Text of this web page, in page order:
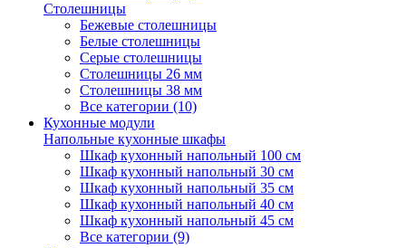
Столешницы
Бежевые столешницы
Белые столешницы
Серые столешницы
Столешницы 26 мм
Столешницы 38 мм
Все категории (10)
Кухонные модули
Напольные кухонные шкафы
Шкаф кухонный напольный 100 см
Шкаф кухонный напольный 30 см
Шкаф кухонный напольный 35 см
Шкаф кухонный напольный 40 см
Шкаф кухонный напольный 45 см
Все категории (9)